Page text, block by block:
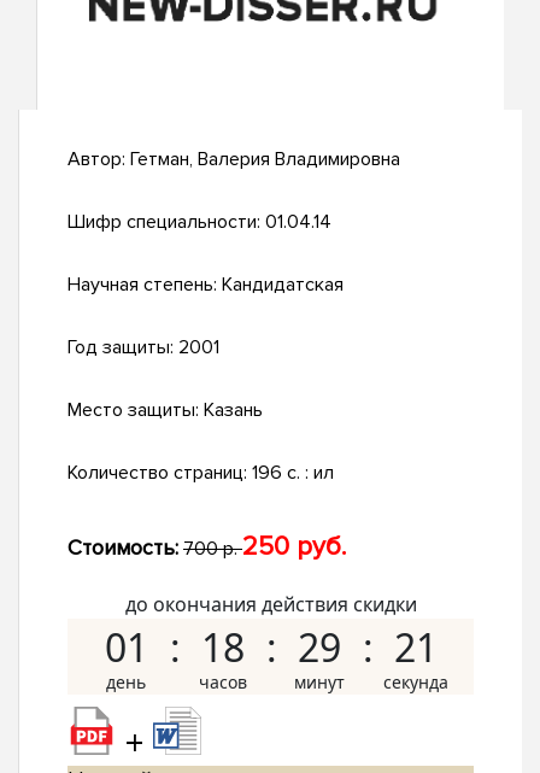
Автор: Гетман, Валерия Владимировна
Шифр специальности: 01.04.14
Научная степень: Кандидатская
Год защиты: 2001
Место защиты: Казань
Количество страниц: 196 с. : ил
Стоимость: 700 р.250 руб.
до окончания действия скидки
01 18 29 20
+